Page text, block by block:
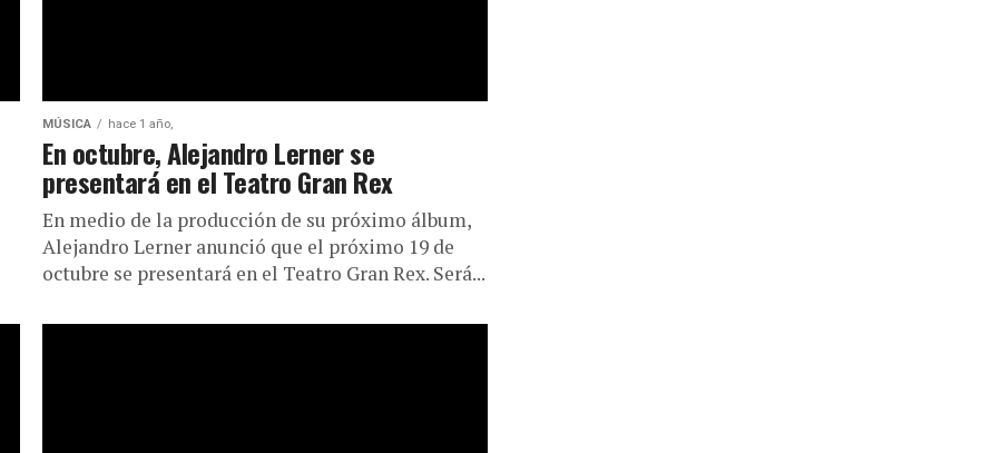
MÚSICA hace 1 año,
En octubre, Alejandro Lerner se
presentará en el Teatro Gran Rex
En medio de la producción de su próximo álbum,
Alejandro Lerner anunció que el próximo 19 de
octubre se presentará en el Teatro Gran Rex. Será...